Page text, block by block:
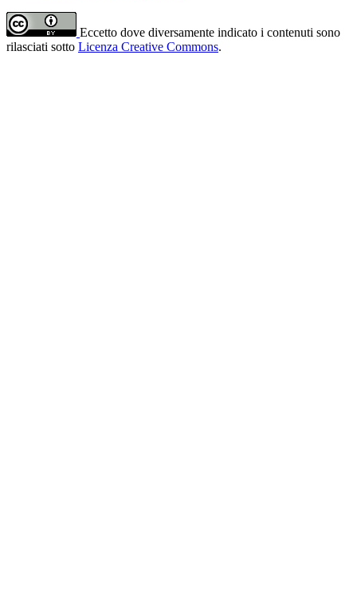
Eccetto dove diversamente indicato i contenuti sono
rilasciati sotto Licenza Creative Commons.